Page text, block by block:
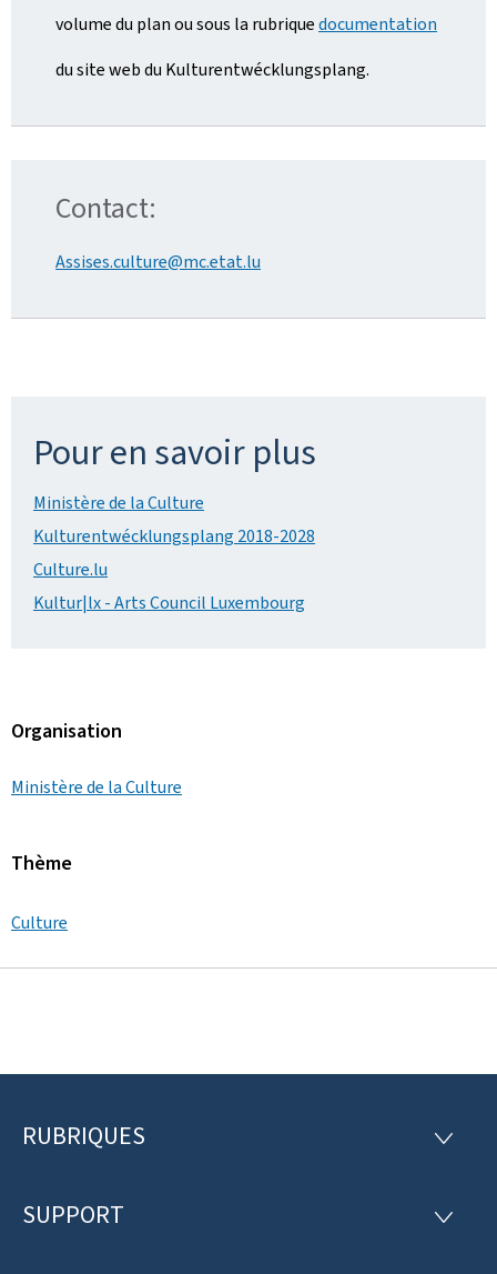
volume du plan ou sous la rubriquedocumentation
du site web du Kulturentwécklungsplang.
Contact:
Assises.culture@mc.etat.lu
Pour en savoir plus
Ministère de la Culture
Kulturentwécklungsplang 2018-2028
Culture.lu
Kultur|lx - Arts Council Luxembourg
Organisation
Ministère de la Culture
Thème
Culture
P
e
RUBRIQUES
R
R
SUPPORT
S